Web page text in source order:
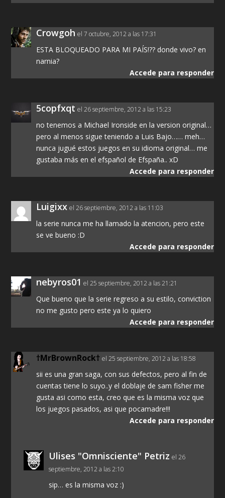
Crowgoh el 7 octubre, 2012 a las 17:31
ESTA BLOQUEADO PARA MI PAÍS!?? donde vivo? en
narnia?
Accede para responder
5copfxqt el 26 septiembre, 2012 a las 15:23
no tenemos a Michael Ironside en la version original…
pero al menos sigue teniendo a Luis Bajo…… meh…
nunca jugué estos juegos en su idioma original… me
gustaba más en el efspañol de Efspaña.. xD
Accede para responder
Luigixx el 26 septiembre, 2012 a las 11:03
la serie nunca me ha llamado la atencion, pero este
se ve bueno :D
Accede para responder
nebyros01 el 25 septiembre, 2012 a las 21:21
Que bueno que la serie regreso a su estilo, conviction
no me gusto pero este ya lo quiero
Accede para responder
†MrBrownRock† el 25 septiembre, 2012 a las 18:58
sii es una gran saga, con sus defectos, pero al fin de
cuentas tiene lo suyo..y el doblaje de sam fisher me
gusta asi como esta, creo que es la misma voz que
los juegos pasados, asi que pocamadre!!!
Accede para responder
Ulises "Omnisciente" Petriz el 26
septiembre, 2012 a las 2:10
sip… es la misma voz :)